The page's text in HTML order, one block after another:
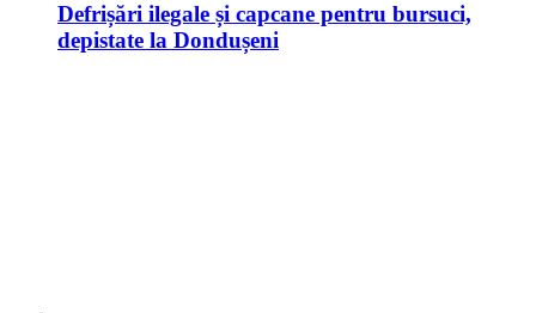
Defrișări ilegale și capcane pentru bursuci,
depistate la Dondușeni